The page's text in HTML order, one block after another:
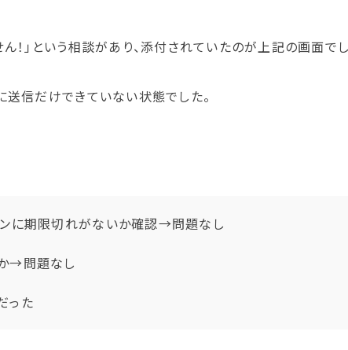
！」という相談があり、添付されていたのが上記の画面で
送信だけできていない状態でした。
ンに期限切れがないか確認→問題なし
→問題なし
った